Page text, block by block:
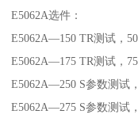
E5062A选件：
E5062A—150 TR测试，
E5062A—175 TR测试，
E5062A—250 S参数测试
E5062A—275 S参数测试